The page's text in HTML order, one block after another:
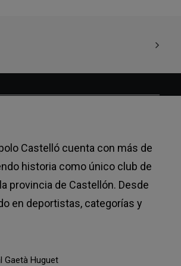
Castelló cuenta con más de
historia como único club de
provincia de Castellón. Desde
en deportistas, categorías y
Gaetà Huguet